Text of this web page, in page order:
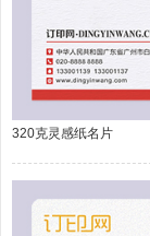
320克灵感纸名片